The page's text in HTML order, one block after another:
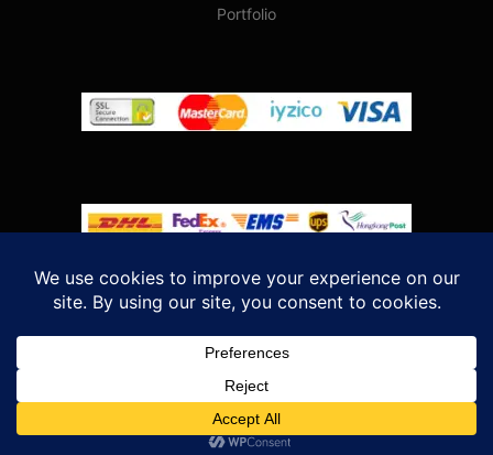
Portfolio
RifeWordpress Theme. Proudly Built ByApollo13Meşe
Bilişim